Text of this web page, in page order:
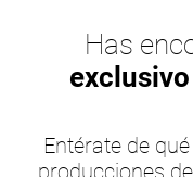
Has
Entérate de
producciones